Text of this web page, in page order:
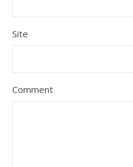
Site
Comment